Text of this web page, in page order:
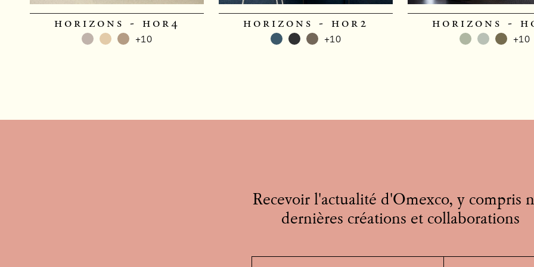
horizons - hor4
+10
horizons - hor2
+10
horizons -
+10
Recevoir l'actualité d'Omexco, y compris
dernières créations et collaborations